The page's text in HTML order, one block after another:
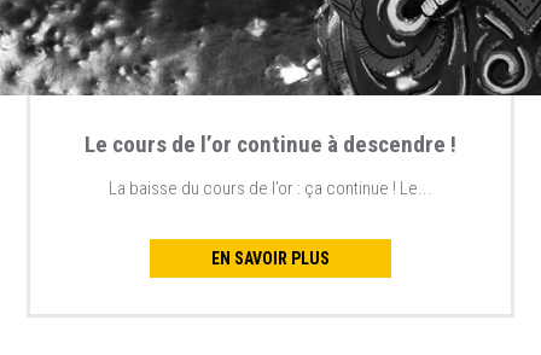
Le cours de l’or continue à descendre !
La baisse du cours de l’or : ça continue ! Le...
EN SAVOIR PLUS